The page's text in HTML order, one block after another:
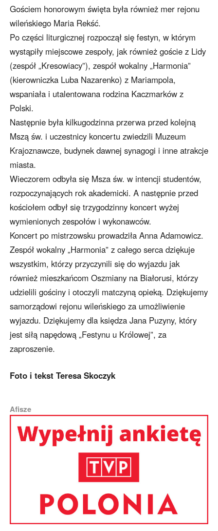
Gościem honorowym święta była również mer rejonu
wileńskiego Maria Rekść.
Po części liturgicznej rozpoczął się festyn, w którym
wystąpiły miejscowe zespoły, jak również goście z Lidy
(zespół „Kresowiacy”), zespół wokalny „Harmonia”
(kierowniczka Luba Nazarenko) z Mariampola,
wspaniała i utalentowana rodzina Kaczmarków z
Polski.
Następnie była kilkugodzinna przerwa przed kolejną
Mszą św. i uczestnicy koncertu zwiedzili Muzeum
Krajoznawcze, budynek dawnej synagogi i inne atrakcje
miasta.
Wieczorem odbyła się Msza św. w intencji studentów,
rozpoczynających rok akademicki. A następnie przed
kościołem odbył się trzygodzinny koncert wyżej
wymienionych zespołów i wykonawców.
Koncert po mistrzowsku prowadziła Anna Adamowicz.
Zespół wokalny „Harmonia” z całego serca dziękuje
wszystkim, którzy przyczynili się do wyjazdu jak
również mieszkańcom Oszmiany na Białorusi, którzy
udzielili gościny i otoczyli matczyną opieką. Dziękujemy
samorządowi rejonu wileńskiego za umożliwienie
wyjazdu. Dziękujemy dla księdza Jana Puzyny, który
jest siłą napędową „Festynu u Królowej”, za
zaproszenie.
Foto i tekst Teresa Skoczyk
Afisze